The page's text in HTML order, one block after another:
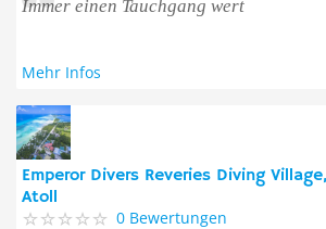
Immer einen Tauchgang wert
Mehr Infos
Emperor Divers Reveries Diving
Atoll
0 Bewertungen